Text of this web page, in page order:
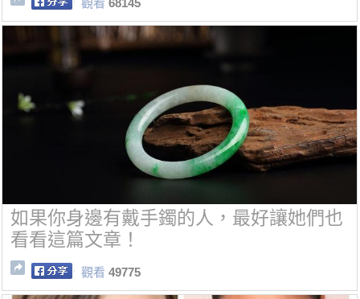
如果你身邊有戴手鐲的人，最好讓她們也
看看這篇文章！
觀看 49775